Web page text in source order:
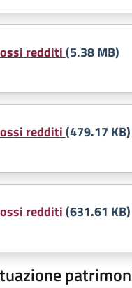
redditi(5.38 MB)
redditi(479.17 KB)
redditi(631.61 KB)